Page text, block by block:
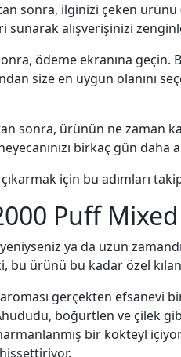
sonra, ilginizi çeken
alışverişinizi
ödeme ekranına
size en uygun olanını
sonra, ürünün ne zaman
birkaç gün daha
çıkarmak için bu adımları
Puff
ya da uzun
bu ürünü bu kadar özel
gerçekten efsanevi
böğürtlen ve çilek
bir kokteyl